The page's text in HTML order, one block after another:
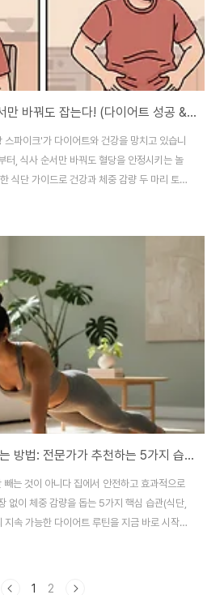
혈당 스파이크, 식사 순서만 바꿔도 잡는다! (다이어트 성공 & 당뇨 예방)
파이크'가 다이어트와 건강을 망치고 있습니
터, 식사 순서만 바꿔도 혈당을 안정시키는 놀
식단 가이드로 건강과 체중 감량 두 마리 토끼
, 만성 피로... 혹시 '혈당 스파이크' 때문인가
... 혹시 이런 경험을 자주 하고 계신가요? 많은
게 여기는 증상들이지만, 사실 이 모든 것의 원
이 바로 '혈당 스파이크(Glucose Spike)'입니
당이 급격하게 치솟았다가 다시 뚝 떨어지는..
🏠 집에서 손쉽게 살 빼는 방법: 전문가가 추천하는 5가지 습관과 실천 전략
는 것이 아니다 집에서 안전하고 효과적으로
없이 체중 감량을 돕는 5가지 핵심 습관(식단,
속 가능한 다이어트 루틴을 지금 바로 시작하
이프스타일은 완전히 바뀌었습니다. 비싼 헬
1 2